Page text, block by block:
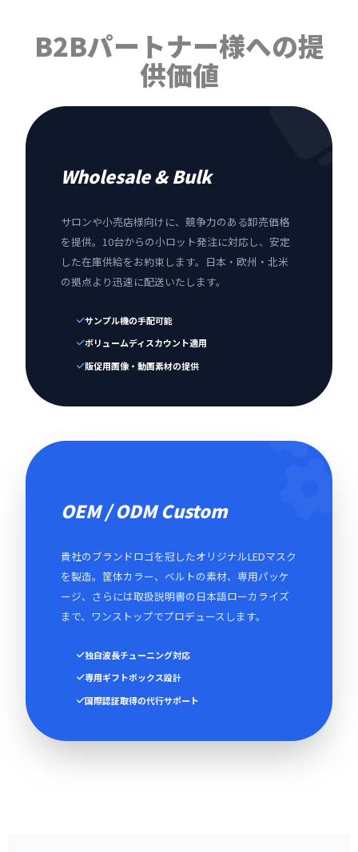
B2Bパートナー様への提
供価値
Wholesale & Bulk
サロンや小売店様向けに、競争力のある卸売価格
を提供。10台からの小ロット発注に対応し、安定
した在庫供給をお約束します。日本・欧州・北米
の拠点より迅速に配送いたします。
サンプル機の手配可能
ボリュームディスカウント適用
販促用画像・動画素材の提供
OEM / ODM Custom
貴社のブランドロゴを冠したオリジナルLEDマスク
を製造。筐体カラー、ベルトの素材、専用パッケ
ージ、さらには取扱説明書の日本語ローカライズ
まで、ワンストップでプロデュースします。
独自波長チューニング対応
専用ギフトボックス設計
国際認証取得の代行サポート